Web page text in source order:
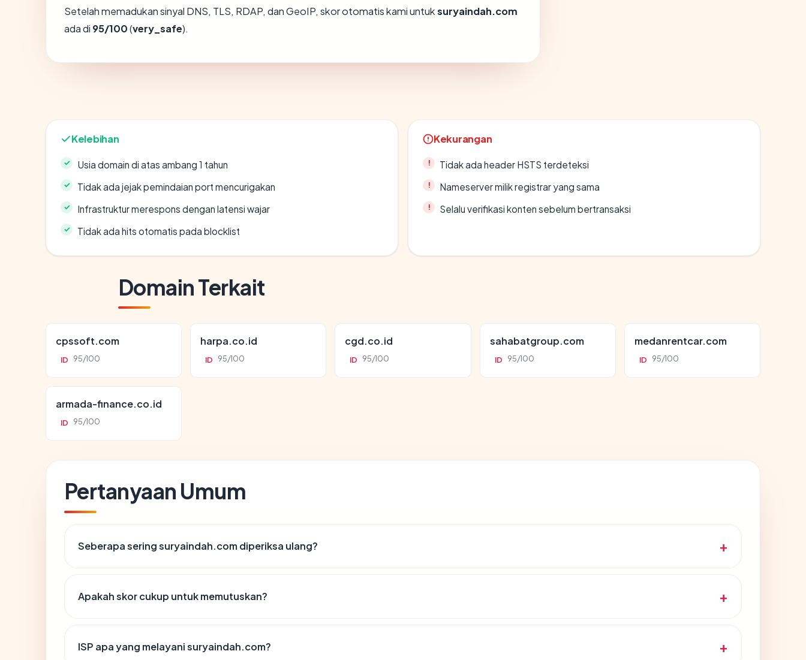
Setelah memadukan sinyal DNS, TLS, RDAP, dan GeoIP, skor otomatis kami untuksuryaindah.com
ada di 95/100(very_safe).
Kelebihan
Usia domain di atas ambang 1 tahun
Tidak ada jejak pemindaian port mencurigakan
Infrastruktur merespons dengan latensi wajar
Tidak ada hits otomatis pada blocklist
Kekurangan
Tidak ada header HSTS terdeteksi
Nameserver milik registrar yang sama
Selalu verifikasi konten sebelum bertransaksi
Domain Terkait
cpssoft.com
ID 95/100
harpa.co.id
ID 95/100
cgd.co.id
ID 95/100
sahabatgroup.com
ID 95/100
medanrentcar.com
ID 95/100
armada-finance.co.id
ID 95/100
Pertanyaan Umum
Seberapa sering suryaindah.com diperiksa ulang?
Apakah skor cukup untuk memutuskan?
ISP apa yang melayani suryaindah.com?